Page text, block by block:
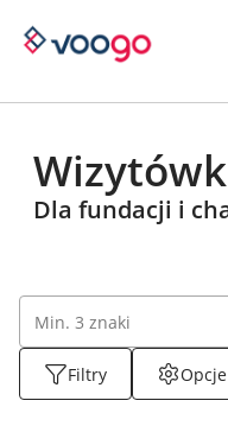
Dla fundacji i
Filtry Opcje